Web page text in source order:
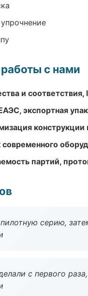
с нами
и соответствия,
экспортная
конструкции
партий,
серию,
с первого